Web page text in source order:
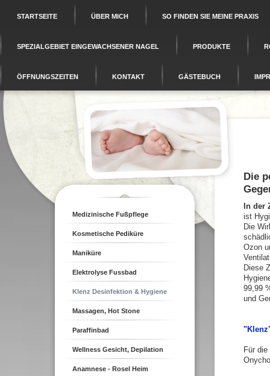
STARTSEITE ÜBER MICH SO FINDEN SIE MEINE PRAXIS
SPEZIALGEBIET EINGEWACHSENER NAGEL PRODUKTE
ÖFFNUNGSZEITEN KONTAKT GÄSTEBUCH
Medizinische Fußpflege
Kosmetische Pediküre
Maniküre
Elektrolyse Fussbad
Klenz Desinfektion & Hygiene
Massagen, Hot Stone
Paraffinbad
Wellness Gesicht, Depilation
Anamnese - Rosel Heim
Die
In der
ist
Die
Ozon
Diese
99,99
und
Für